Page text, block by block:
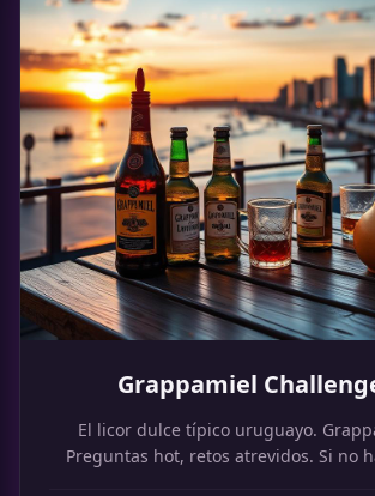
Grappamiel
El licor dulce típico uruguayo.
Preguntas hot, retos atrevidos. Si no